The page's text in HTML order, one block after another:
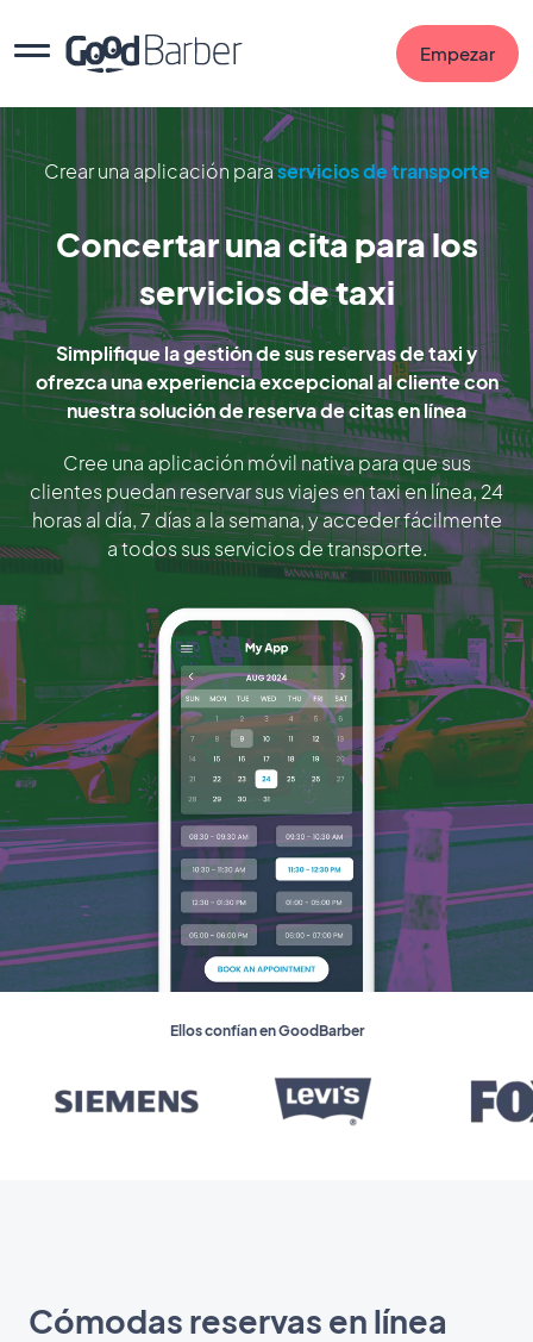
Empezar
Crear una aplicación paraservicios de transporte
Concertar una cita para los
servicios de taxi
Simplifique la gestión de sus reservas de taxi y
ofrezca una experiencia excepcional al cliente con
nuestra solución de reserva de citas en línea
Cree una aplicación móvil nativa para que sus
clientes puedan reservar sus viajes en taxi en línea, 24
horas al día, 7 días a la semana, y acceder fácilmente
a todos sus servicios de transporte.
Ellos confían en GoodBarber
Cómodas reservas en línea